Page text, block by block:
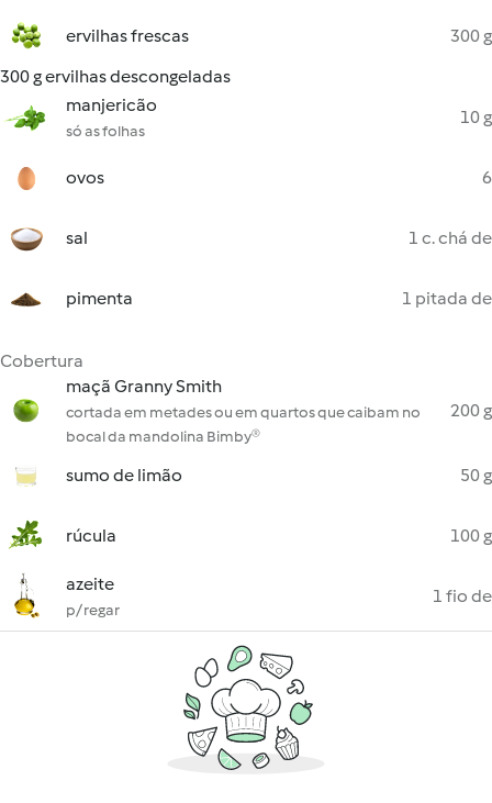
ervilhas frescas
300 g
300 g ervilhas descongeladas
manjericão
só as folhas
10 g
ovos 6
sal 1 c. chá de
pimenta 1 pitada de
Cobertura
maçã Granny Smith
cortada em metades ou em quartos que caibam no
bocal da mandolina Bimby®
200 g
sumo de limão 50 g
rúcula 100 g
azeite
p/ regar
1 fio de